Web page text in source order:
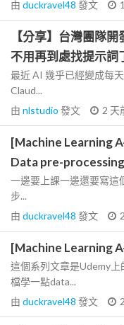
由 duckravel48 發文
【分享】台灣團隊
不用再到處找提示詞
最近 AI 幾乎已經變成每
Claud...
由 nlstudio 發文 2 天
[Machine Learning
Data pre-
一邊要上課一邊還要寫這
步...
由 duckravel48 發文
[Machine Learning
這個系列文章是Udemy
檔學一點data...
由 duckravel48 發文